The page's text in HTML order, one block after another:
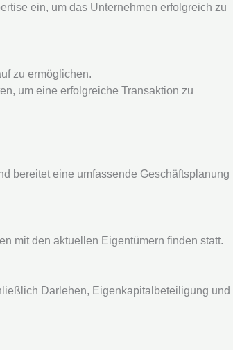
ein, um das Unternehmen erfolgreich zu
zu ermöglichen.
um eine erfolgreiche Transaktion zu
bereitet eine umfassende Geschäftsplanung
mit den aktuellen Eigentümern finden statt.
Darlehen, Eigenkapitalbeteiligung und